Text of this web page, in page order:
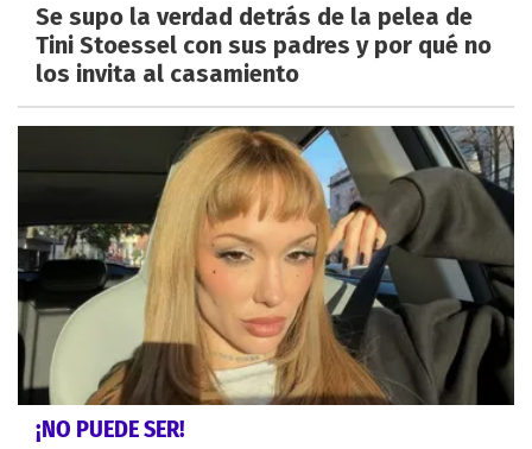
Se supo la verdad detrás de la pelea de
Tini Stoessel con sus padres y por qué no
los invita al casamiento
¡NO PUEDE SER!